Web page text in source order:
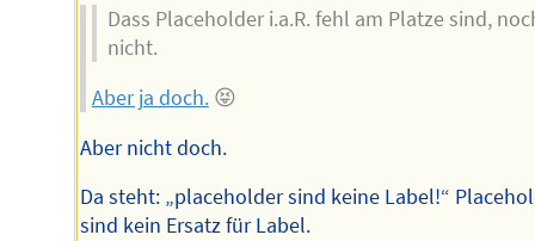
Dass Placeholder i.a.R. fehl am Platze sind,
nicht.
Aber ja doch.😝
Aber nicht doch.
Da steht: „placeholder sind keine Label!“
sind kein Ersatz für Label.